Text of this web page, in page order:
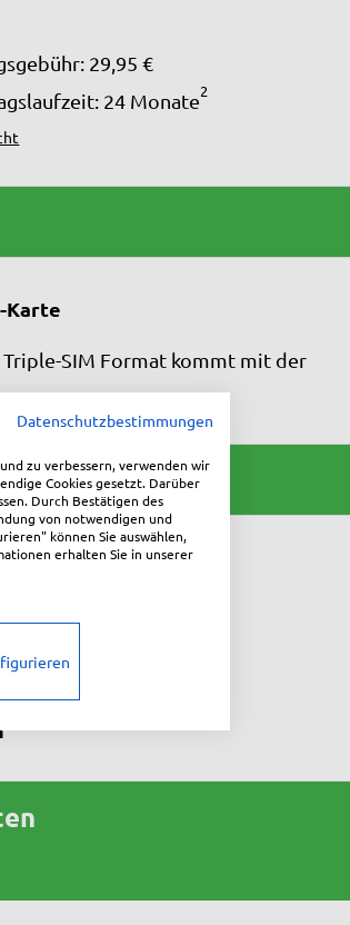
29,95 €
24 Monate2
Karte
Triple-SIM Format kommt mit der
Datenschutzbestimmungen
zu verbessern, verwenden wir
Cookies gesetzt. Darüber
Durch Bestätigen des
von notwendigen und
können Sie auswählen,
erhalten Sie in unserer